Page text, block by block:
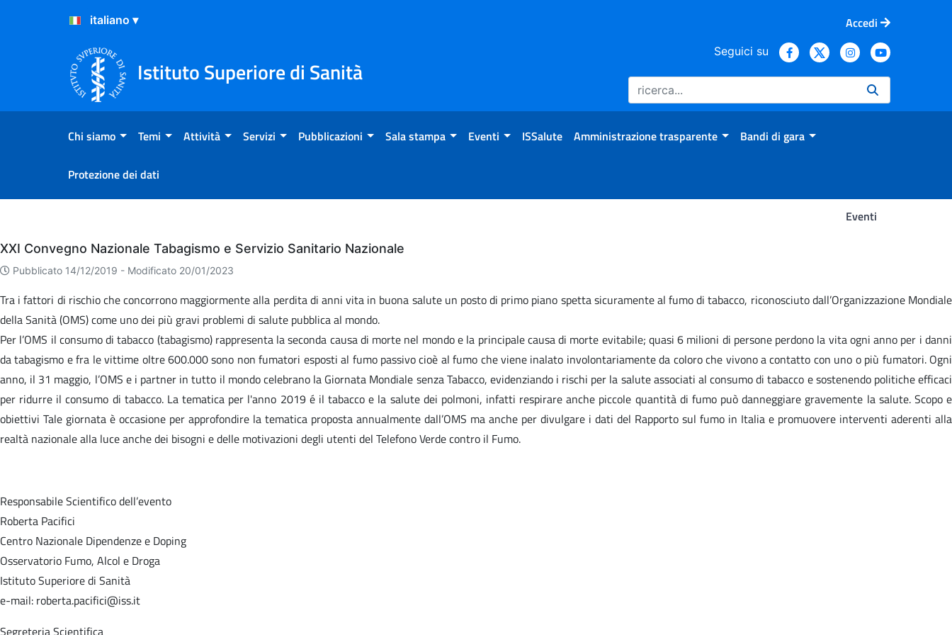
Salta al Contenuto
Salta al Footer
Accedi
Istituto Superiore di Sanità
Seguici su
Chi siamo Temi Attività Servizi Pubblicazioni Sala stampa Eventi ISSalute Amministrazione trasparente Bandi di gara
Protezione dei dati
Eventi
Eventi
XXI Convegno Nazionale Tabagismo e Servizio Sanitario Nazionale
Pubblicato 14/12/2019 - Modificato 20/01/2023
Tra i fattori di rischio che concorrono maggiormente alla perdita di anni vita in buona salute un posto di primo piano spetta sicuramente al fumo di tabacco, riconosciuto dall’Organizzazione Mondiale
della Sanità (OMS) come uno dei più gravi problemi di salute pubblica al mondo.
Per l’OMS il consumo di tabacco (tabagismo) rappresenta la seconda causa di morte nel mondo e la principale causa di morte evitabile; quasi 6 milioni di persone perdono la vita ogni anno per i danni
da tabagismo e fra le vittime oltre 600.000 sono non fumatori esposti al fumo passivo cioè al fumo che viene inalato involontariamente da coloro che vivono a contatto con uno o più fumatori. Ogni
anno, il 31 maggio, l’OMS e i partner in tutto il mondo celebrano la Giornata Mondiale senza Tabacco, evidenziando i rischi per la salute associati al consumo di tabacco e sostenendo politiche efficaci
per ridurre il consumo di tabacco. La tematica per l'anno 2019 é il tabacco e la salute dei polmoni, infatti respirare anche piccole quantità di fumo può danneggiare gravemente la salute. Scopo e
obiettivi Tale giornata è occasione per approfondire la tematica proposta annualmente dall’OMS ma anche per divulgare i dati del Rapporto sul fumo in Italia e promuovere interventi aderenti alla
realtà nazionale alla luce anche dei bisogni e delle motivazioni degli utenti del Telefono Verde contro il Fumo.
Responsabile Scientifico dell’evento
Roberta Pacifici
Centro Nazionale Dipendenze e Doping
Osservatorio Fumo, Alcol e Droga
Istituto Superiore di Sanità
e-mail: roberta.pacifici@iss.it
Segreteria Scientifica